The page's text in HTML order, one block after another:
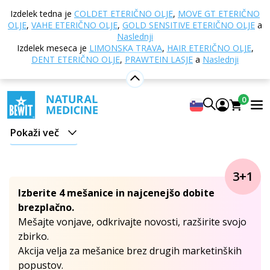
Izdelek tedna je COLDET ETERIČNO OLJE, MOVE GT ETERIČNO
OLJE, VAHE ETERIČNO OLJE, GOLD SENSITIVE ETERIČNO OLJE a
Naslednji
Izdelek meseca je LIMONSKA TRAVA, HAIR ETERIČNO OLJE,
DENT ETERIČNO OLJE, PRAWTEIN LASJE a Naslednji
0
Primerno
za
Domov Aromaterapija
Eterična olja
Mešanice eteričnih olj
Mešanice eteričnih olj
Spoznajte moč bioaktivne sinergije. Stavite na
sinergijsko moč naših
edinstvenih in izjemno
učinkovitiheteričnih mešanic.
Pri njihovem razvoju smo izhajali iz spoznanj
krepijo svoje
. Tako smo ustvarili
popolnoma edinstvene
aromaterapevtske kompozicije.
Kapljice lahko dodate v svoj difuzor, v inhalacijski palčki
pa jih boste imelivedno pri roki. Iz mnogih mešanic
lahko izdelate
Pokaži več
Izberite 4 mešanice in najcenejšo dobite
brezplačno.
Mešajte vonjave, odkrivajte novosti, razširite svojo
zbirko.
Akcija velja za mešanice brez drugih marketinških
popustov.
3+1